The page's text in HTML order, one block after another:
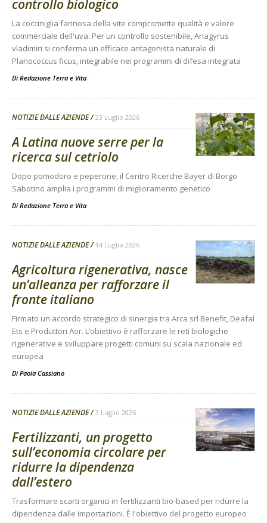
controllo biologico
La cocciniglia farinosa della vite compromette qualità e valore
commerciale dell'uva. Per un controllo sostenibile, Anagyrus
vladimiri si conferma un efficace antagonista naturale di
Planococcus ficus, integrabile nei programmi di difesa integrata
Di Redazione Terra e Vita -
NOTIZIE DALLE AZIENDE 23 Luglio 2026
A Latina nuove serre per la
ricerca sul cetriolo
Dopo pomodoro e peperone, il Centro Ricerche Bayer di Borgo
Sabotino amplia i programmi di miglioramento genetico
Di Redazione Terra e Vita
NOTIZIE DALLE AZIENDE 14 Luglio 2026
Agricoltura rigenerativa, nasce
un’alleanza per rafforzare il
fronte italiano
Firmato un accordo strategico di sinergia tra Arca srl Benefit, Deafal
Ets e Produttori Aor. L’obiettivo è rafforzare le reti biologiche
rigenerative e sviluppare progetti comuni su scala nazionale ed
europea
Di Paola Cassiano
NOTIZIE DALLE AZIENDE 3 Luglio 2026
Fertilizzanti, un progetto
sull’economia circolare per
ridurre la dipendenza
dall’estero
Trasformare scarti organici in fertilizzanti bio-based per ridurre la
dipendenza dalle importazioni. È l'obiettivo del progetto europeo